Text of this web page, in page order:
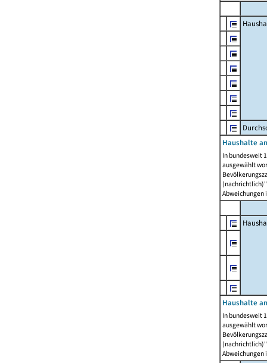
Haushalte
In bundesweit
ausgewählt
Abweichungen
Haushalte
In bundesweit
ausgewählt
Abweichungen